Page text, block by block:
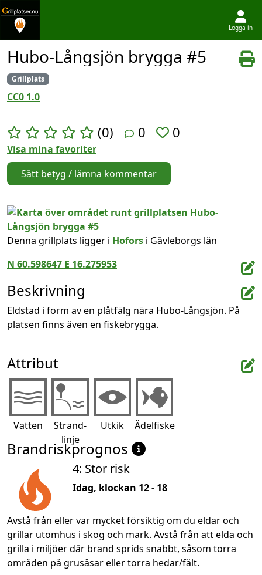
Hoppa till innehållet
Logga in
Hubo-Långsjön brygga #5
Grillplats
CC0 1.0
(0) 0 0
Visa mina favoriter
Sätt betyg / lämna kommentar
Denna grillplats ligger i Hofors i Gävleborgs län
N 60.598647 E 16.275953
Beskrivning
Eldstad i form av en plåtfälg nära Hubo-Långsjön. På
platsen finns även en fiskebrygga.
Attribut
Vatten
Strand-
linje
Utkik Ädelfiske
Brandriskprognos
4: Stor risk
Idag, klockan 12 - 18
Avstå från eller var mycket försiktig om du eldar och
grillar utomhus i skog och mark. Avstå från att elda och
grilla i miljöer där brand sprids snabbt, såsom torra
områden på grusåsar eller torra hedar/fält.